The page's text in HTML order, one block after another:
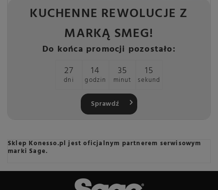
KUCHENNE REWOLUCJE Z
MARKĄ SMEG!
Do końca promocji pozostało:
27
dni
14
godzin
35
minut
14
sekund
Sprawdź
Sklep Konesso.pl jest oficjalnym partnerem serwisowym
marki Sage.